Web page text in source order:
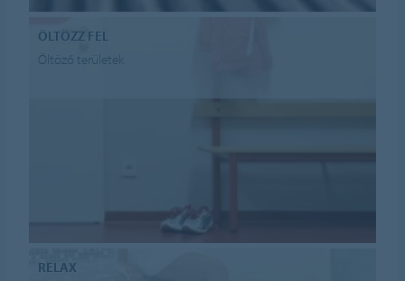
ÖLTÖZZ FEL
Öltöző területek
RELAX